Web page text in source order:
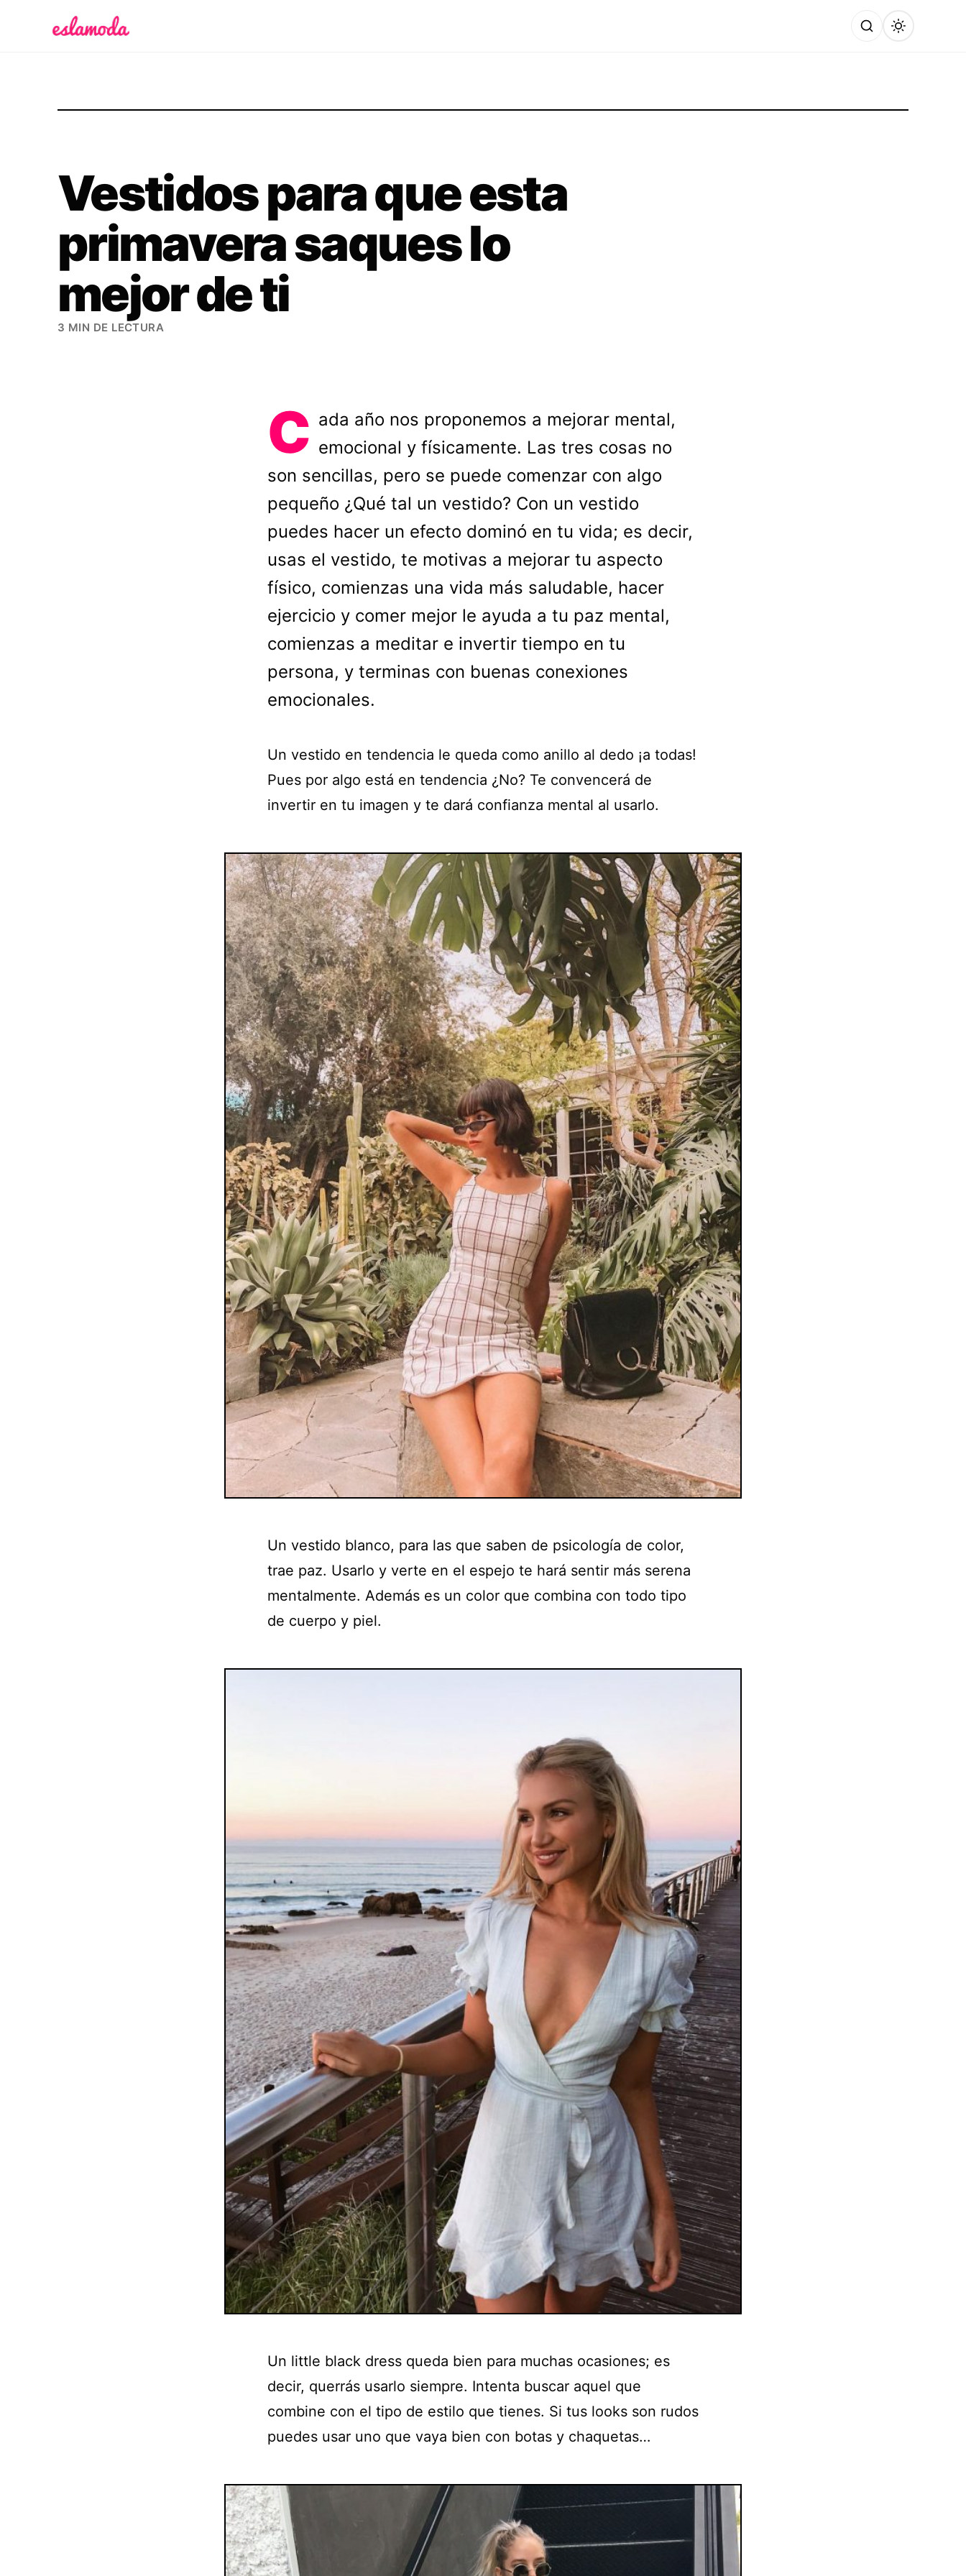
Vestidos para que esta
primavera saques lo
mejor de ti
3 MIN DE LECTURA
C ada año nos proponemos a mejorar mental,
emocional y físicamente. Las tres cosas no
son sencillas, pero se puede comenzar con algo
pequeño ¿Qué tal un vestido? Con un vestido
puedes hacer un efecto dominó en tu vida; es decir,
usas el vestido, te motivas a mejorar tu aspecto
físico, comienzas una vida más saludable, hacer
ejercicio y comer mejor le ayuda a tu paz mental,
comienzas a meditar e invertir tiempo en tu
persona, y terminas con buenas conexiones
emocionales.
Un vestido en tendencia le queda como anillo al dedo ¡a todas!
Pues por algo está en tendencia ¿No? Te convencerá de
invertir en tu imagen y te dará confianza mental al usarlo.
Un vestido blanco, para las que saben de psicología de color,
trae paz. Usarlo y verte en el espejo te hará sentir más serena
mentalmente. Además es un color que combina con todo tipo
de cuerpo y piel.
Un little black dress queda bien para muchas ocasiones; es
decir, querrás usarlo siempre. Intenta buscar aquel que
combine con el tipo de estilo que tienes. Si tus looks son rudos
puedes usar uno que vaya bien con botas y chaquetas…